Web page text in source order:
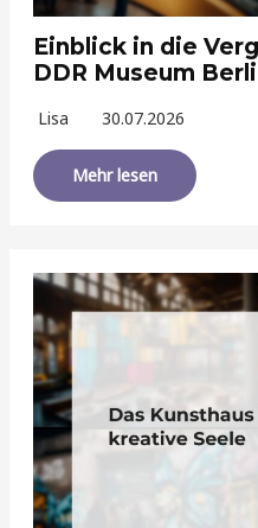
Einblick in die
DDR Museum
Lisa 30.07.2026
Mehr lesen